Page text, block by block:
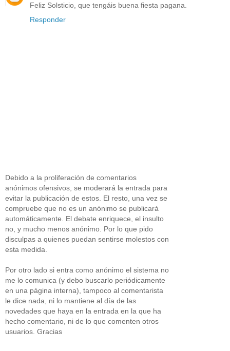
Feliz Solsticio, que tengáis buena fiesta pagana.
Responder
Debido a la proliferación de comentarios
anónimos ofensivos, se moderará la entrada para
evitar la publicación de estos. El resto, una vez se
compruebe que no es un anónimo se publicará
automáticamente. El debate enriquece, el insulto
no, y mucho menos anónimo. Por lo que pido
disculpas a quienes puedan sentirse molestos con
esta medida.
Por otro lado si entra como anónimo el sistema no
me lo comunica (y debo buscarlo periódicamente
en una página interna), tampoco al comentarista
le dice nada, ni lo mantiene al día de las
novedades que haya en la entrada en la que ha
hecho comentario, ni de lo que comenten otros
usuarios. Gracias